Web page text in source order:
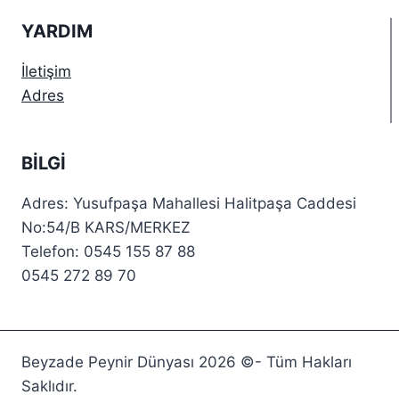
YARDIM
İletişim
Adres
BILGI
Adres: Yusufpaşa Mahallesi Halitpaşa Caddesi
No:54/B KARS/MERKEZ
Telefon: 0545 155 87 88
0545 272 89 70
Beyzade Peynir Dünyası 2026 ©- Tüm Hakları
Saklıdır.